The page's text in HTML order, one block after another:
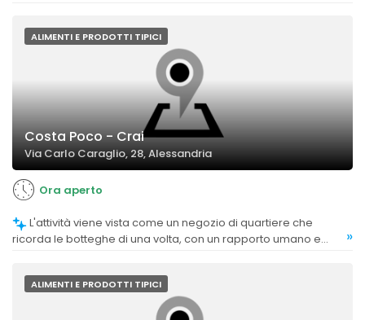
ALIMENTI E PRODOTTI TIPICI
Costa Poco - Crai
Via Carlo Caraglio, 28, Alessandria
Ora aperto
ricorda le botteghe di una volta, con un rapporto umano e
»
ALIMENTI E PRODOTTI TIPICI